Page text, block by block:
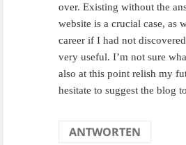
over. Existing without the
website is a crucial case, as
career if I had not
very useful. I’m not sure
also at this point relish my
hesitate to suggest the blog
ANTWORTEN